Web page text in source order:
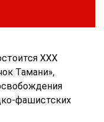
XXX
Тамани»,
фашистских